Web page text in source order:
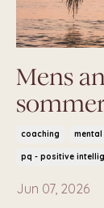
Mens
coaching
pq - positive
Jun 07, 2026